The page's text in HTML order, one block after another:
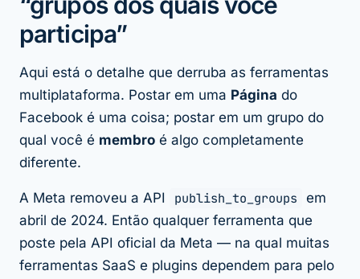
participa”
Aqui está o detalhe que derruba as ferramentas
multiplataforma. Postar em uma Página do
Facebook é uma coisa; postar em um grupo do
qual você é membro é algo completamente
diferente.
A Meta removeu a API publish_to_groups em
abril de 2024. Então qualquer ferramenta que
poste pela API oficial da Meta — na qual muitas
ferramentas SaaS e plugins dependem para pelo